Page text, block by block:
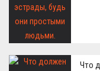
Что